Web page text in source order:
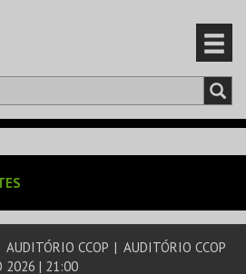
AUDITÓRIO CCOP | AUDITÓRIO CCOP
2026 | 21:00